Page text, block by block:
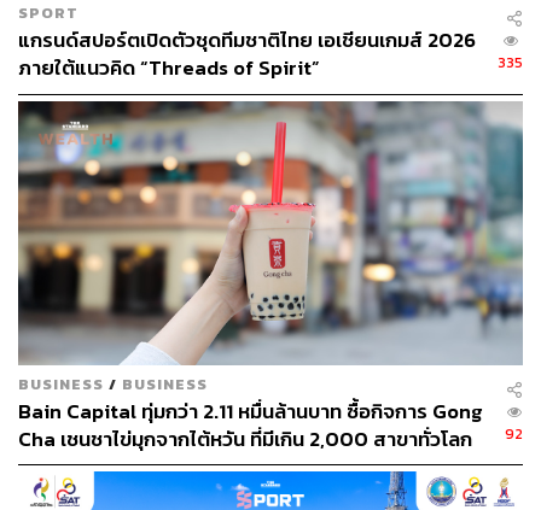
บรรยากาศภายในงานรัฐพิธีศพ ชินโซ อาเบะ อดีตนายก
รัฐมนตรีญี่ปุ่น
ภาพ: Eugene Hoshiko / Pool / AFP
SPORT
แกรนด์สปอร์ตเปิดตัวชุดทีมชาติไทย เอเชียนเกมส์ 2026
ภายใต้แนวคิด “Threads of Spirit”
335
BUSINESS / BUSINESS
Bain Capital ทุ่มกว่า 2.11 หมื่นล้านบาท ซื้อกิจการ Gong
Cha เชนชาไข่มุกจากไต้หวัน ที่มีเกิน 2,000 สาขาทั่วโลก
92